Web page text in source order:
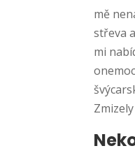
mě
střeva
mi